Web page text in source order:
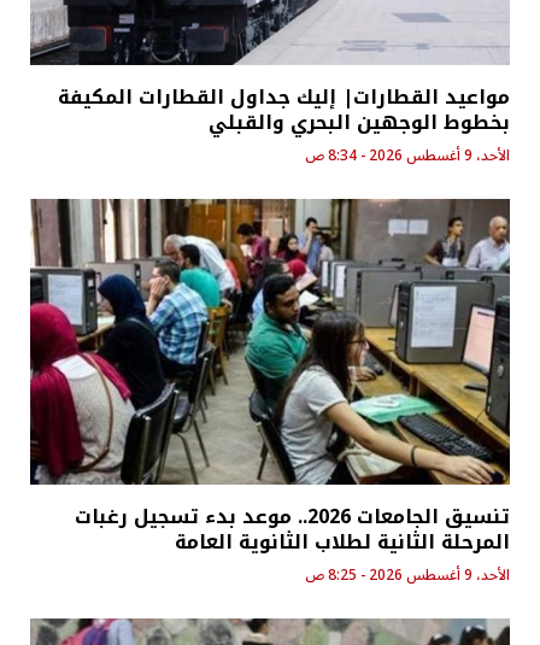
مواعيد القطارات| إليك جداول القطارات المكيفة
بخطوط الوجهين البحري والقبلي
الأحد، 9 أغسطس 2026 - 8:34 ص
تنسيق الجامعات 2026.. موعد بدء تسجيل رغبات
المرحلة الثانية لطلاب الثانوية العامة
الأحد، 9 أغسطس 2026 - 8:25 ص